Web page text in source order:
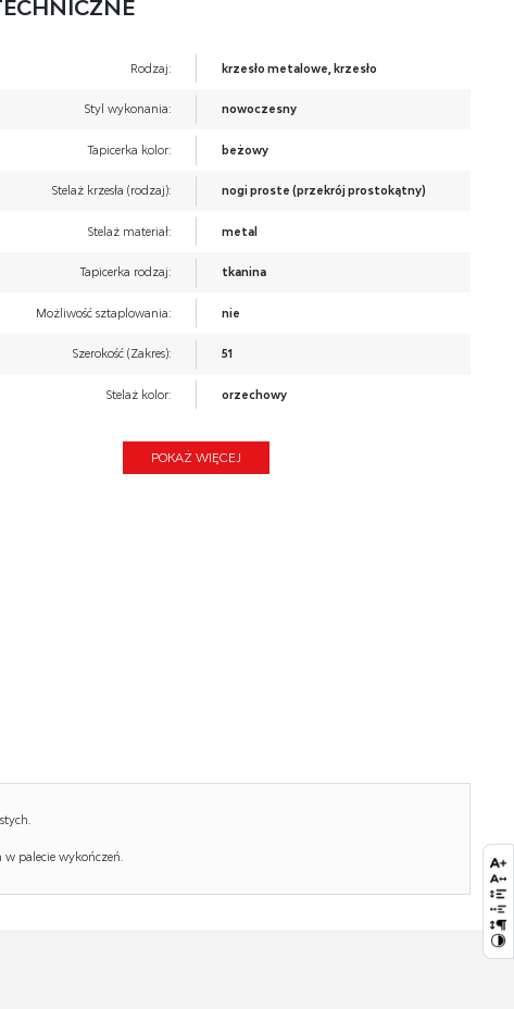
Rodzaj: krzesło metalowe, krzesło
Styl wykonania: nowoczesny
Tapicerka kolor: beżowy
Stelaż krzesła (rodzaj): nogi proste (przekrój prostokątny)
Stelaż materiał: metal
Tapicerka rodzaj: tkanina
Możliwość sztaplowania: nie
Szerokość (Zakres): 51
Stelaż kolor: orzechowy
Wysokość siedziska: 44
POKAŻ WIĘCEJ
palecie wykończeń.